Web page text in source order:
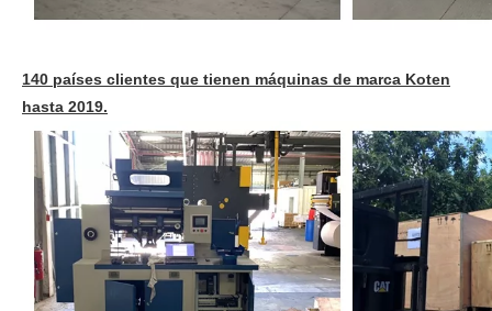
140 países clientes que tienen máquinas de marca Koten
hasta 2019.